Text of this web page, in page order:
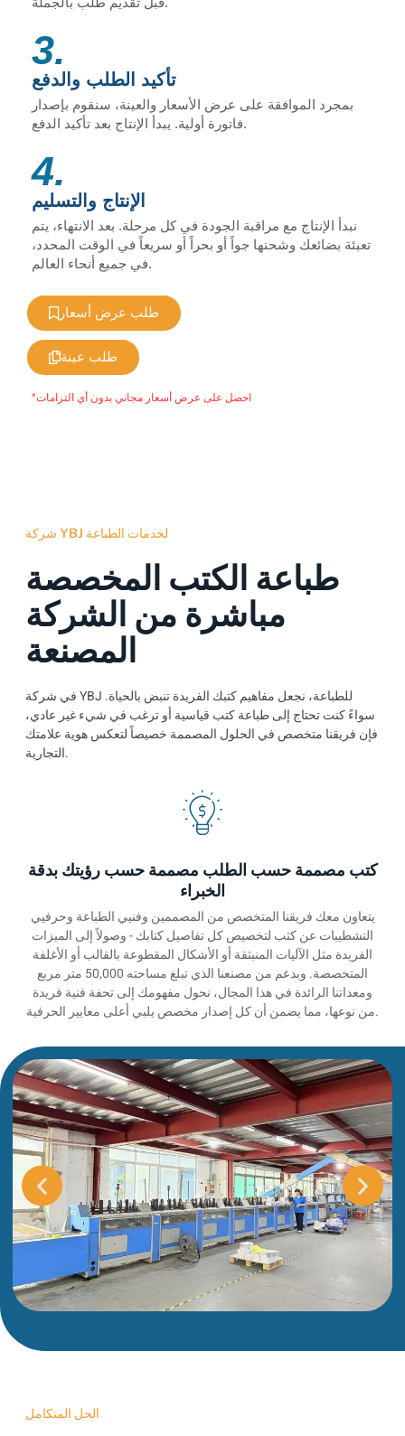
3.
تأكيد الطلب والدفع
بمجرد الموافقة على عرض الأسعار والعينة، سنقوم بإصدار
فاتورة أولية. يبدأ الإنتاج بعد تأكيد الدفع.
4.
الإنتاج والتسليم
نبدأ الإنتاج مع مراقبة الجودة في كل مرحلة. بعد الانتهاء، يتم
تعبئة بضائعك وشحنها جواً أو بحراً أو سريعاً في الوقت المحدد،
في جميع أنحاء العالم.
طلب عرض أسعار
طلب عينة
*احصل على عرض أسعار مجاني بدون أي التزامات
شركة YBJ لخدمات الطباعة
طباعة الكتب المخصصة
مباشرة من الشركة
المصنعة
في شركة YBJ للطباعة، نجعل مفاهيم كتبك الفريدة تنبض بالحياة.
سواءً كنت تحتاج إلى طباعة كتب قياسية أو ترغب في شيء غير عادي،
فإن فريقنا متخصص في الحلول المصممة خصيصاً لتعكس هوية علامتك
التجارية.
كتب مصممة حسب الطلب مصممة حسب رؤيتك بدقة
الخبراء
يتعاون معك فريقنا المتخصص من المصممين وفنيي الطباعة وحرفيي
التشطيبات عن كثب لتخصيص كل تفاصيل كتابك - وصولاً إلى الميزات
الفريدة مثل الآليات المنبثقة أو الأشكال المقطوعة بالقالب أو الأغلفة
المتخصصة. وبدعم من مصنعنا الذي تبلغ مساحته 50,000 متر مربع
ومعداتنا الرائدة في هذا المجال، نحول مفهومك إلى تحفة فنية فريدة
من نوعها، مما يضمن أن كل إصدار مخصص يلبي أعلى معايير الحرفية.
الحل المتكامل